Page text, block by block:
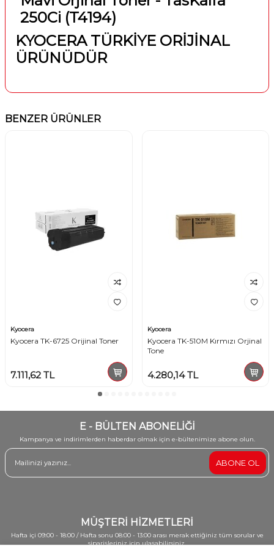
250Ci (T4194)
KYOCERA TÜRKİYE ORİJİNAL
ÜRÜNÜDÜR
BENZER ÜRÜNLER
Kyocera
Kyocera TK-6725 Orijinal Toner
7.111,62 TL
Kyocera
Kyocera TK-510M Kırmızı Orjinal
Tone
4.280,14TL
E - BÜLTEN ABONELİĞİ
Kampanya ve indirimlerden haberdar olmak için e-bültenimize abone olun.
ABONE OL
MÜŞTERİ HİZMETLERİ
Hafta içi 09:00 - 18:00 / Hafta sonu 08:00 - 13:00 arası merak ettiğiniz tüm sorular ve
siparişleriniz için ulaşabilirsiniz.